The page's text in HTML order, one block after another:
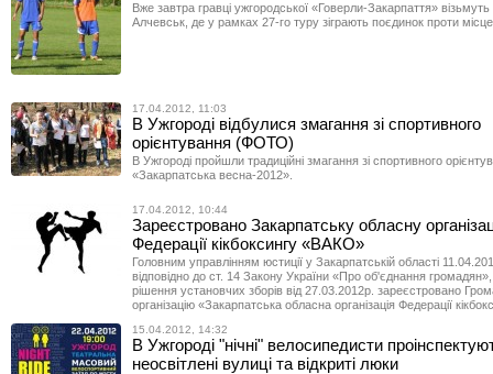
Вже завтра гравці ужгородської «Говерли-Закарпаття»
Алчевськ, де у рамках 27-го туру зіграють поєдинок проти
17.04.2012, 11:03
В Ужгороді відбулися змагання зі спортивного
орієнтування (ФОТО)
В Ужгороді пройшли традиційні змагання зі спортивного
«Закарпатська весна-2012».
17.04.2012, 10:44
Зареєстровано Закарпатську обласну
Федерації кікбоксингу «ВАКО»
Головним управлінням юстиції у Закарпатській області
відповідно до ст. 14 Закону України «Про об'єднання громадян»,
рішення установчих зборів від 27.03.2012р. зареєстровано
організацію «Закарпатська обласна організація Федерації
15.04.2012, 14:32
В Ужгороді "нічні" велосипедисти
неосвітлені вулиці та відкриті люки